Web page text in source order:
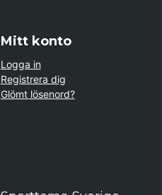
Mitt konto
Logga in
Registrera dig
Glömt lösenord?